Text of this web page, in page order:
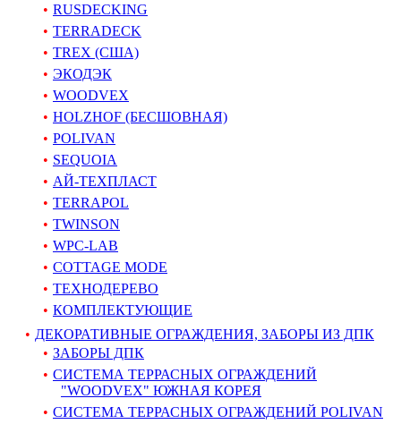
RUSDECKING
TERRADECK
TREX (США)
ЭКОДЭК
WOODVEX
HOLZHOF (БЕСШОВНАЯ)
POLIVAN
SEQUOIA
АЙ-ТЕХПЛАСТ
TERRAPOL
TWINSON
WPC-LAB
COTTAGE MODE
ТЕХНОДЕРЕВО
КОМПЛЕКТУЮЩИЕ
ДЕКОРАТИВНЫЕ ОГРАЖДЕНИЯ, ЗАБОРЫ ИЗ ДПК
ЗАБОРЫ ДПК
СИСТЕМА ТЕРРАСНЫХ ОГРАЖДЕНИЙ
"WOODVEX" ЮЖНАЯ КОРЕЯ
СИСТЕМА ТЕРРАСНЫХ ОГРАЖДЕНИЙ POLIVAN